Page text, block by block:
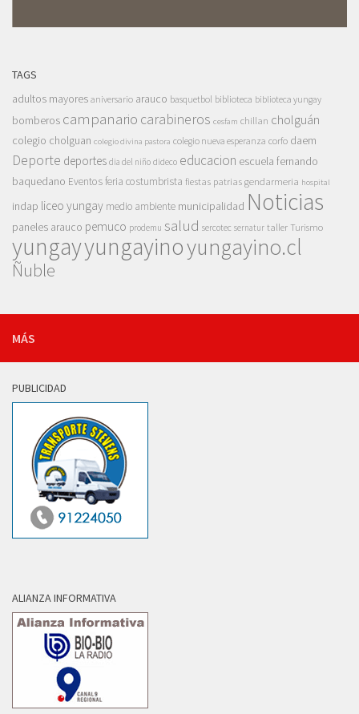
TAGS
adultos mayores aniversario arauco basquetbol biblioteca biblioteca yungay
bomberos campanario carabineros cesfam chillan cholguán
colegio cholguan colegio divina pastora colegio nueva esperanza corfo daem
Deporte deportes dia del niño dideco educacion escuela fernando
baquedano Eventosferia costumbrista fiestas patrias gendarmeria hospital
indap liceo yungay medio ambiente municipalidad Noticias
paneles arauco pemuco prodemu salud sercotec sernatur taller Turismo
yungayyungayinoyungayino.cl
Ñuble
MÁS
PUBLICIDAD
ALIANZA INFORMATIVA